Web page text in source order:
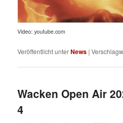
Video: youtube.com
Veröffentlicht unterNews |
Wacken Open Air
4